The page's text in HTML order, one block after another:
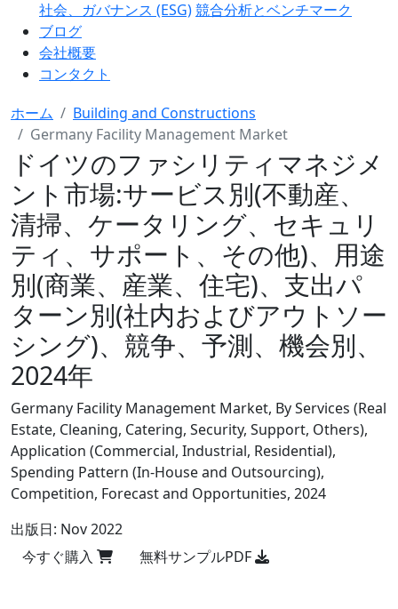
社会、ガバナンス (ESG)競合分析とベンチマーク
ブログ
会社概要
コンタクト
ホーム
Building and Constructions
Germany Facility Management Market
ドイツのファシリティマネジメ
ント市場:サービス別(不動産、
清掃、ケータリング、セキュリ
ティ、サポート、その他)、用途
別(商業、産業、住宅)、支出パ
ターン別(社内およびアウトソー
シング)、競争、予測、機会別、
2024年
Germany Facility Management Market, By Services (Real
Estate, Cleaning, Catering, Security, Support, Others),
Application (Commercial, Industrial, Residential),
Spending Pattern (In-House and Outsourcing),
Competition, Forecast and Opportunities, 2024
出版日: Nov 2022
今すぐ購入
無料サンプルPDF